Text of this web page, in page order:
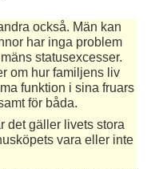
också. Män kan
har inga problem
statusexcesser.
om hur familjens liv
funktion i sina fruars
för båda.
det gäller livets stora
vara eller inte